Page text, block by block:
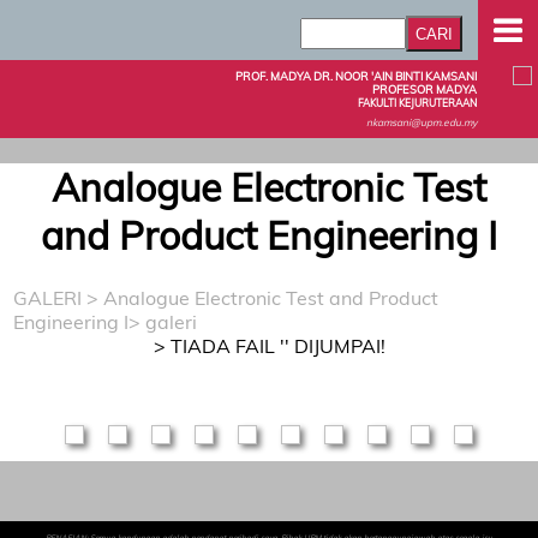
PROF. MADYA DR. NOOR 'AIN BINTI KAMSANI
PROFESOR MADYA
FAKULTI KEJURUTERAAN
nkamsani@upm.edu.my
Analogue Electronic Test
and Product Engineering I
GALERI > Analogue Electronic Test and Product
Engineering I> galeri
> TIADA FAIL '' DIJUMPAI!